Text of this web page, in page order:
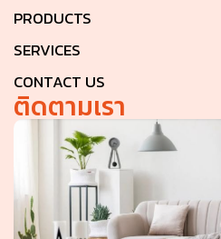
PRODUCTS
SERVICES
CONTACT US
ติดตามเรา